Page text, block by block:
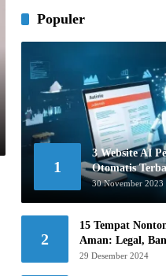
Populer
1
3 Website AI
Otomatis
30 November 2023
2
15 Tempat
Aman: Legal,
Khawatir!
29 Desember 2024